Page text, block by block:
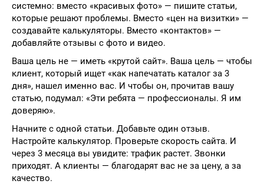
системно: вместо «красивых фото» — пишите статьи,
которые решают проблемы. Вместо «цен на визитки» —
создавайте калькуляторы. Вместо «контактов» —
добавляйте отзывы с фото и видео.
Ваша цель не — иметь «крутой сайт». Ваша цель — чтобы
клиент, который ищет «как напечатать каталог за 3
дня», нашел именно вас. И чтобы он, прочитав вашу
статью, подумал: «Эти ребята — профессионалы. Я им
доверяю».
Начните с одной статьи. Добавьте один отзыв.
Настройте калькулятор. Проверьте скорость сайта. И
через 3 месяца вы увидите: трафик растет. Звонки
приходят. А клиенты — благодарят вас не за цену, а за
качество.